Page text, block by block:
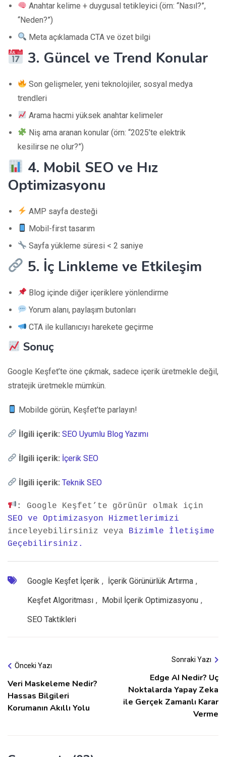
Anahtar kelime + duygusal tetikleyici (örn: “Nasıl?”,
“Neden?”)
Meta açıklamada CTA ve özet bilgi
3. Güncel ve Trend Konular
Son gelişmeler, yeni teknolojiler, sosyal medya
trendleri
Arama hacmi yüksek anahtar kelimeler
Niş ama aranan konular (örn: “2025’te elektrik
kesilirse ne olur?”)
4. Mobil SEO ve Hız
Optimizasyonu
AMP sayfa desteği
Mobil-first tasarım
Sayfa yükleme süresi < 2 saniye
5. İç Linkleme ve Etkileşim
Blog içinde diğer içeriklere yönlendirme
Yorum alanı, paylaşım butonları
CTA ile kullanıcıyı harekete geçirme
Sonuç
Google Keşfet’te öne çıkmak, sadece içerik üretmekle değil,
stratejik üretmekle mümkün.
Mobilde görün, Keşfet’te parlayın!
İlgili içerik: SEO Uyumlu Blog Yazımı
İlgili içerik: İçerik SEO
İlgili içerik: Teknik SEO
:
SEO ve Optimizasyon Hizmetlerimizi
inceleyebilirsiniz veya
Bizimle İletişime
Geçebilirsiniz.
Google Keşfet İçerik , İçerik Görünürlük Artırma ,
Keşfet Algoritması , Mobil İçerik Optimizasyonu ,
SEO Taktikleri
Önceki Yazı
Veri Maskeleme Nedir?
Hassas Bilgileri
Korumanın Akıllı Yolu
Sonraki Yazı
Edge AI Nedir? Uç
Noktalarda Yapay Zeka
ile Gerçek Zamanlı Karar
Verme